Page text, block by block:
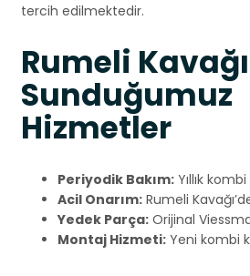
tercih edilmektedir.
Rumeli
Sunduğumuz
Hizmetler
Periyodik Bakım: Yıllık
Acil Onarım: Rumeli
Yedek Parça: Orijinal
Montaj Hizmeti: Yeni kombi